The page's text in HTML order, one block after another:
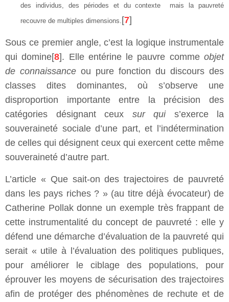
des individus, des périodes et du contexte mais la pauvreté
recouvre de multiples dimensions. [7]
Sous ce premier angle, c’est la logique instrumentale
qui domine[8]. Elle entérine le pauvre commeobjet
de connaissance ou pure fonction du discours des
classes dites dominantes, où s’observe une
disproportion importante entre la précision des
catégories désignant ceux sur quis’exerce la
souveraineté sociale d’une part, et l’indétermination
de celles qui désignent ceux qui exercent cette même
souveraineté d’autre part.
L’article « Que sait-on des trajectoires de pauvreté
dans les pays riches ? » (au titre déjà évocateur) de
Catherine Pollak donne un exemple très frappant de
cette instrumentalité du concept de pauvreté : elle y
défend une démarche d’évaluation de la pauvreté qui
serait « utile à l’évaluation des politiques publiques,
pour améliorer le ciblage des populations, pour
éprouver les moyens de sécurisation des trajectoires
afin de protéger des phénomènes de rechute et de